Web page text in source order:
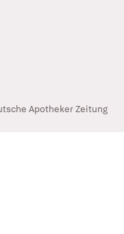
Apotheker Zeitung